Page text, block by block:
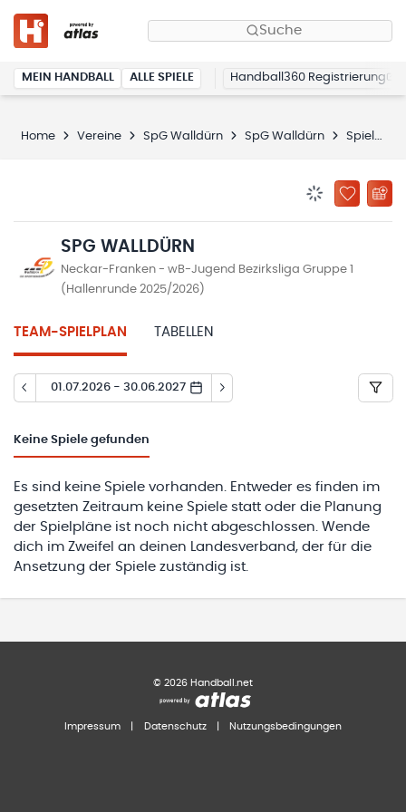
Suche
MEIN HANDBALL ALLE SPIELE Handball360 Registrierung
Home Vereine SpG Walldürn SpG Walldürn Spielplan
ZU
SPG WALLDÜRN
Neckar-Franken - wB-Jugend Bezirksliga Gruppe 1
(Hallenrunde 2025/2026)
TEAM-SPIELPLAN TABELLEN
01.07.2026 - 30.06.2027
Keine Spiele gefunden
Es sind keine Spiele vorhanden. Entweder es finden im
gesetzten Zeitraum keine Spiele statt oder die Planung
der Spielpläne ist noch nicht abgeschlossen. Wende
dich im Zweifel an deinen Landesverband, der für die
Ansetzung der Spiele zuständig ist.
© 2026 Handball.net
Impressum Datenschutz Nutzungsbedingungen